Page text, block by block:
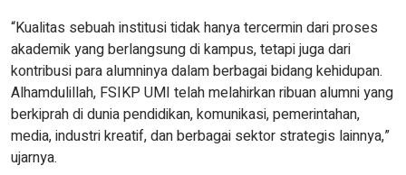
“Kualitas sebuah institusi tidak hanya tercermin dari proses
akademik yang berlangsung di kampus, tetapi juga dari
kontribusi para alumninya dalam berbagai bidang kehidupan.
Alhamdulillah, FSIKP UMI telah melahirkan ribuan alumni yang
berkiprah di dunia pendidikan, komunikasi, pemerintahan,
media, industri kreatif, dan berbagai sektor strategis lainnya,”
ujarnya.